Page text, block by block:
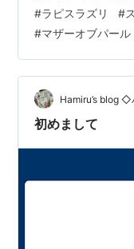
私がやるとこうで
目✨ですっ泣 頑張
パーツを必死に押
イヤーの先が指の
と、指の腹にぶら
#ラピスラズリ #
#マザーオブパール
Hamiru’s blog
初めまして